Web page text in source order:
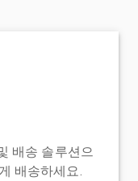
배송 솔루션으
배송하세요.